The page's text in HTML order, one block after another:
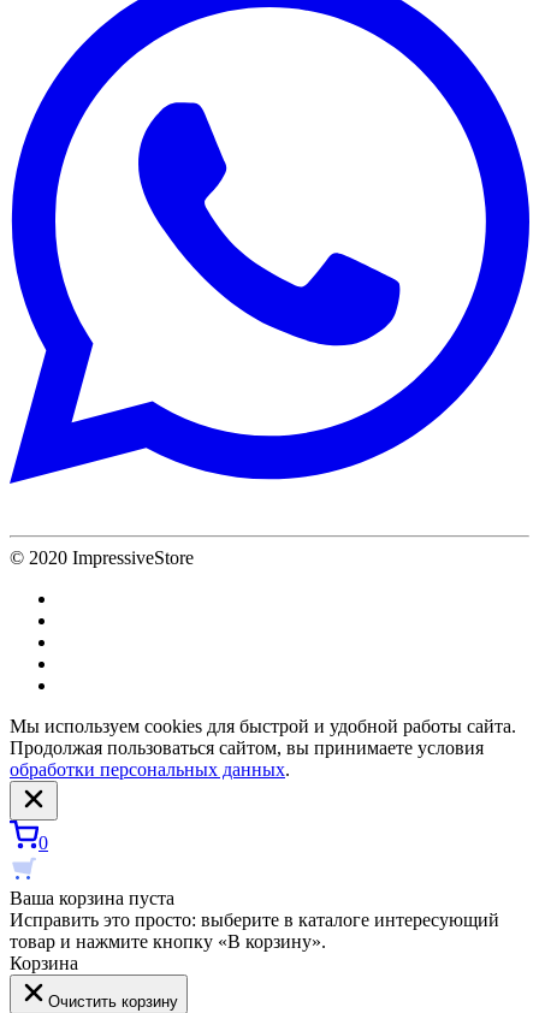
© 2020 ImpressiveStore
Мы используем cookies для быстрой и удобной работы сайта.
Продолжая пользоваться сайтом, вы принимаете условия
обработки персональных данных.
0
Ваша корзина пуста
Исправить это просто: выберите в каталоге интересующий
товар и нажмите кнопку «В корзину».
Корзина
Очистить корзину